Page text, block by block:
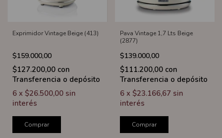
Exprimidor Vintage Beige (413)
$159.000,00
$127.200,00 con
Transferencia o depósito
6 x $26.500,00 sin
interés
Comprar
Pava Vintage 1,7 Lts Beige
(2877)
$139.000,00
$111.200,00 con
Transferencia o depósito
6 x $23.166,67 sin
interés
Comprar